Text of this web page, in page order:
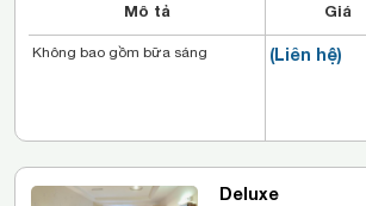
Mô tả Giá
(Liên hệ)
Không bao gồm bữa sáng
Deluxe